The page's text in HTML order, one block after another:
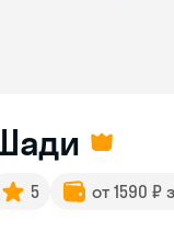
5 от 1590 ₽